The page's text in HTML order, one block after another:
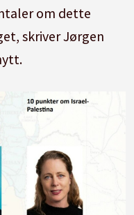
om dette
skriver Jørgen